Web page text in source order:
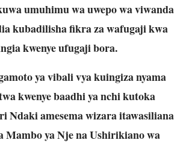
umuhimu wa uwepo wa viwanda
kubadilisha fikra za wafugaji kwa
kwenye ufugaji bora.
ya vibali vya kuingiza nyama
kwenye baadhi ya nchi kutoka
Ndaki amesema wizara itawasiliana
Mambo ya Nje na Ushirikiano wa